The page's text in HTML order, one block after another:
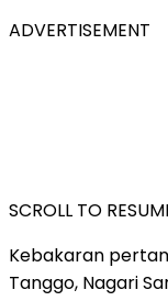
ADVERTISEMENT
SCROLL TO
Kebakaran
Tanggo, Nagari